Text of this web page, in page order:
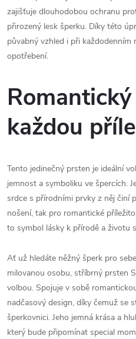
zajišťuje dlouhodobou ochranu
přirozený lesk šperku. Díky této
půvabný vzhled i při každodenním
opotřebení.
každou
Tento jedinečný prsten je ideální
jemnost a symboliku ve špercích.
srdce s přírodními prvky z něj činí
nošení, tak pro romantické
to symbol lásky k přírodě a životu
Ať už hledáte něžný šperk pro
milovanou osobu, stříbrný prsten
volbou. Spojuje v sobě
nadčasový design, díky čemuž se
šperkovnici. Jeho jemná krása a
který bude připomínat special